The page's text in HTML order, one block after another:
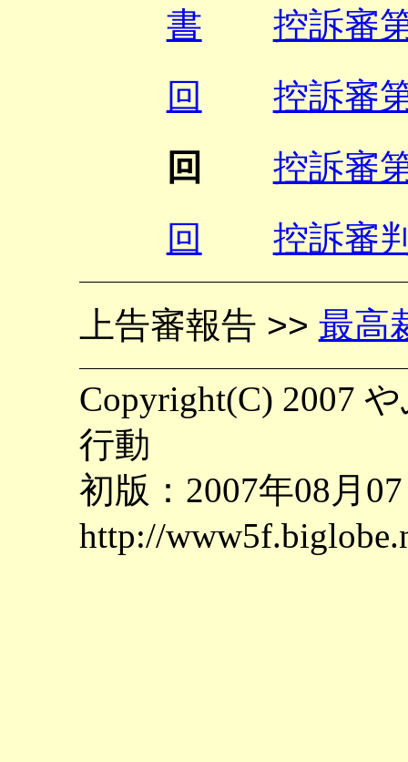
書
控訴審
回
控訴審
回
控訴審
回
控訴審
上告審報告 >> 最高
Copyright(C) 2007
行動
初版：2007年08月
http://